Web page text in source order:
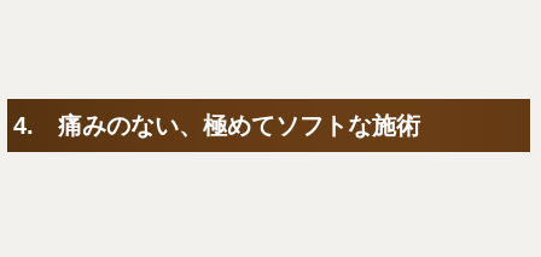
4. 痛みのない、極めてソフトな施術